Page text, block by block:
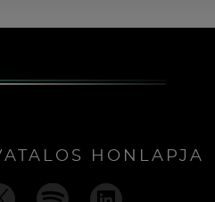
HONLAPJA